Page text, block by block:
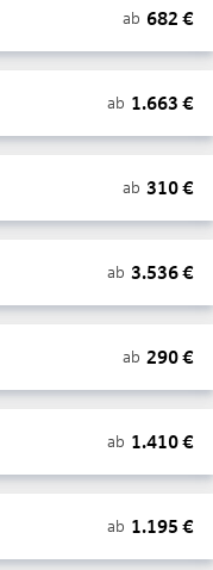
ab 682 €
ab 1.663 €
ab 310€
ab 3.536€
ab 290€
ab 1.410€
ab 1.195 €